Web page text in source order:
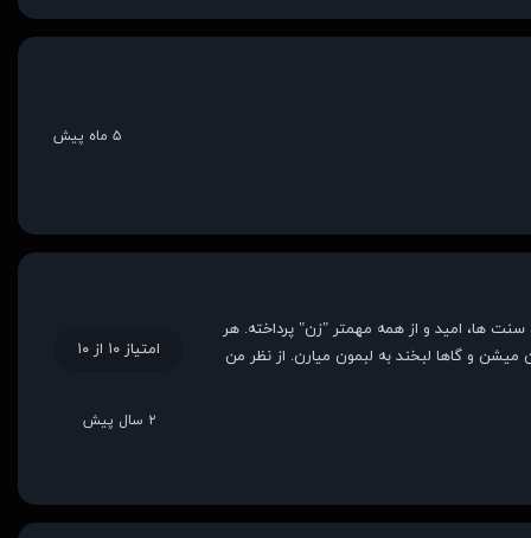
۵ ماه پیش
سنت ها، امید و از همه مهمتر "زن" پرداخته. هر
و گاها لبخند به لبمون میارن. از نظر من
امتیاز ۱۰ از ۱۰
۲ سال پیش